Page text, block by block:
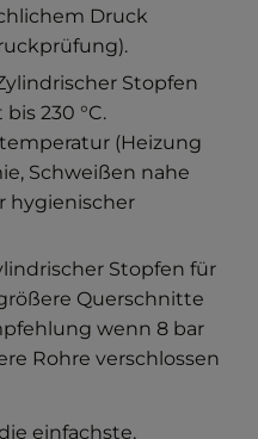
Druck
Stopfen
230 °C.
(Heizung
Schweißen nahe
hygienischer
Stopfen für
Querschnitte
wenn 8 bar
Rohre verschlossen
einfachste,